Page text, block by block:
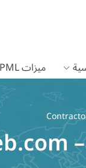
ميزات WPML